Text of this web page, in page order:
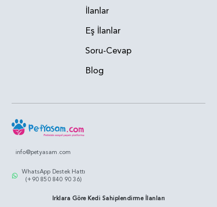
İlanlar
Eş İlanlar
Soru-Cevap
Blog
info@petyasam.com
WhatsApp Destek Hattı
(+90 850 840 90 36)
Irklara Göre Kedi Sahiplendirme İlanları